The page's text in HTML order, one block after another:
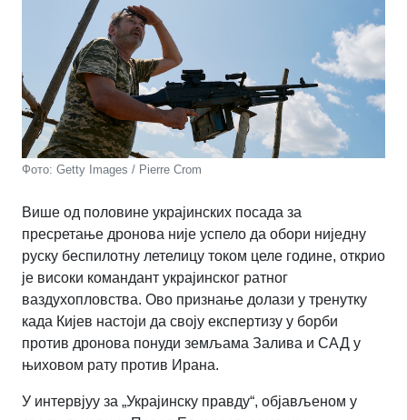
Фото: Getty Images / Pierre Crom
Више од половине украјинских посада за
пресретање дронова није успело да обори ниједну
руску беспилотну летелицу током целе године, открио
је високи командант украјинског ратног
ваздухопловства. Ово признање долази у тренутку
када Кијев настоји да своју експертизу у борби
против дронова понуди земљама Залива и САД у
њиховом рату против Ирана.
У интервјуу за „Украјинску правду“, објављеном у